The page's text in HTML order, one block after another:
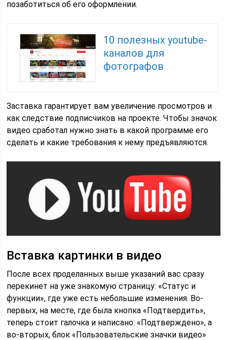
позаботиться об его оформлении.
10 полезных youtube-
каналов для
фотографов
Заставка гарантирует вам увеличение просмотров и
как следствие подписчиков на проекте. Чтобы значок
видео сработал нужно знать в какой программе его
сделать и какие требования к нему предъявляются.
Вставка картинки в видео
После всех проделанных выше указаний вас сразу
перекинет на уже знакомую страницу: «Статус и
функции», где уже есть небольшие изменения. Во-
первых, на месте, где была кнопка «Подтвердить»,
теперь стоит галочка и написано: «Подтверждено», а
во-вторых, блок «Пользовательские значки видео»